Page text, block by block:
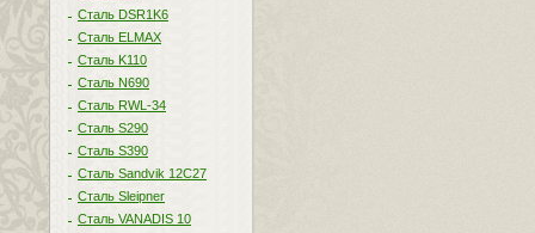
Сталь DSR1K6
Сталь ELMAX
Сталь K110
Сталь N690
Сталь RWL-34
Сталь S290
Сталь S390
Сталь Sandvik 12C27
Сталь Sleipner
Сталь VANADIS 10